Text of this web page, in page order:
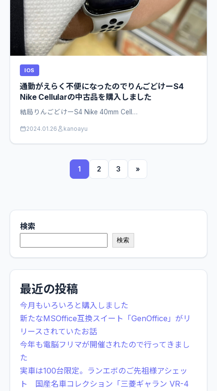
IOS
通勤がえらく不便になったのでりんごどけーS4
Nike Cellularの中古品を購入しました
結局りんごどけーS4 Nike 40mm Cell…
2024.01.26 kanoayu
1 2 3 »
検索
検索
最近の投稿
今月もいろいろと購入しました
新たなMSOffice互換スイート「GenOffice」がリ
リースされていたお話
今年も電脳フリマが開催されたので行ってきまし
た
実車は100台限定。ランエボのご先祖様アシェッ
ト 国産名車コレクション「三菱ギャラン VR-4